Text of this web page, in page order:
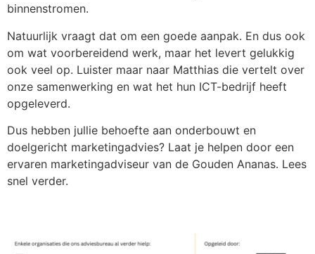
binnenstromen.
Natuurlijk vraagt dat om een goede aanpak. En dus ook
om wat voorbereidend werk, maar het levert gelukkig
ook veel op. Luister maar naar Matthias die vertelt over
onze samenwerking en wat het hun ICT-bedrijf heeft
opgeleverd.
Dus hebben jullie behoefte aan onderbouwt en
doelgericht marketingadvies? Laat je helpen door een
ervaren marketingadviseur van de Gouden Ananas. Lees
snel verder.